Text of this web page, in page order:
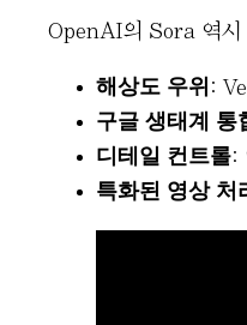
OpenAI의 Sora 역시
해상도 우위 :
구글 생태계 통
디테일 컨트롤:
특화된 영상 처